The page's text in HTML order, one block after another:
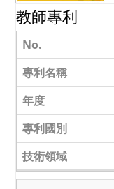
教師專利
No.
專利名稱
年度
專利國別
技術領域